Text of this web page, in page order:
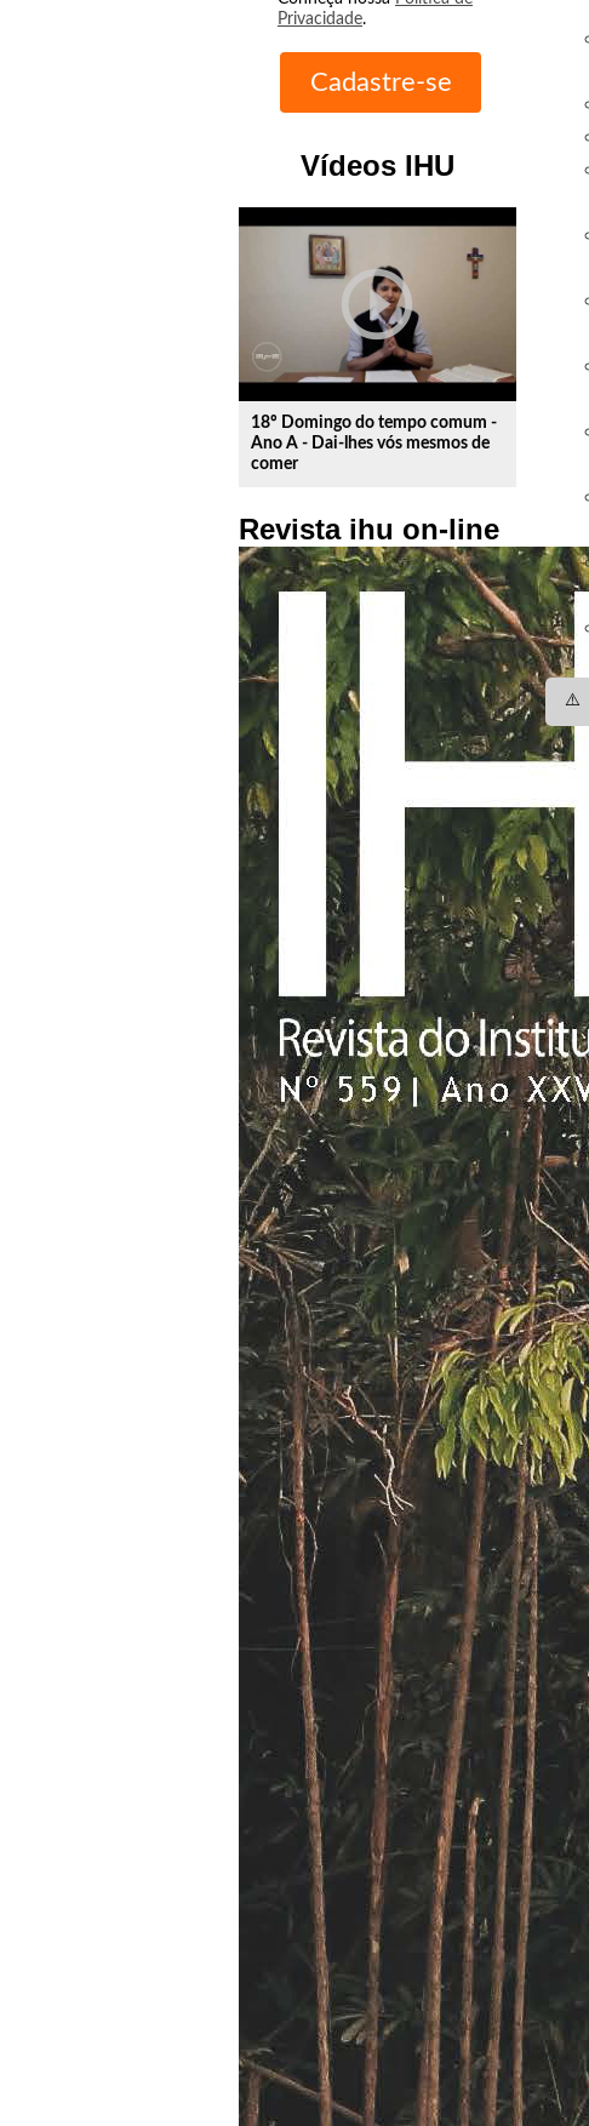
Privacidade.
Vídeos IHU
play_circle_outline
18º Domingo do tempo comum -
Ano A - Dai-lhes vós mesmos de
comer
Revista ihu on-line
⚠️